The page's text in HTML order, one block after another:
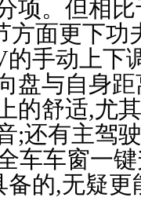
项。但相比
方面更下
手动上下
盘与自身
的舒适,尤
;还有主驾
车车窗一
的,无疑